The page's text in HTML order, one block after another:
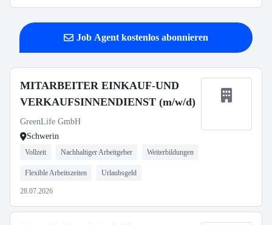
Job Agent kostenlos abonnieren
MITARBEITER EINKAUF-UND
VERKAUFSINNENDIENST (m/w/d)
GreenLife GmbH
Schwerin
Vollzeit Nachhaltiger Arbeitgeber Weiterbildungen
Flexible Arbeitszeiten Urlaubsgeld
28.07.2026